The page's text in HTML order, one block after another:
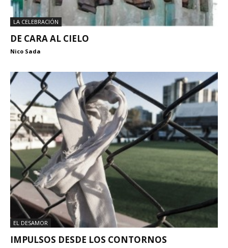
LA CELEBRACIÓN
DE CARA AL CIELO
Nico Sada
EL DESAMOR
IMPULSOS DESDE LOS CONTORNOS